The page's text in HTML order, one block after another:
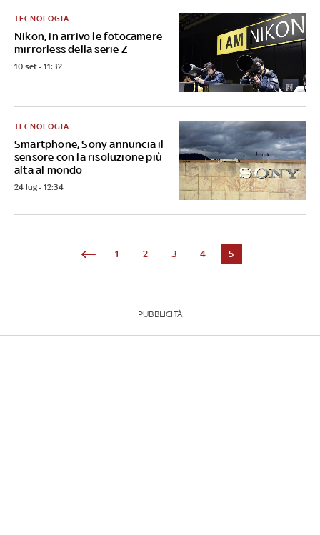
Nikon, in arrivo le fotocamere
mirrorless della serie Z
TECNOLOGIA
10 set - 11:32
Smartphone, Sony annuncia il
sensore con la risoluzione più
alta al mondo
TECNOLOGIA
24 lug - 12:34
1 2 3 4 5
PUBBLICITÀ